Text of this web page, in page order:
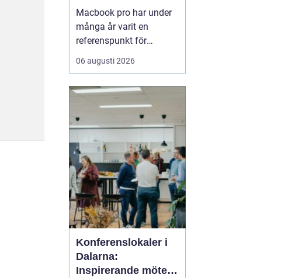
professionella
användare
Macbook pro har under
många år varit en
referenspunkt för
bärbara datorer inom
kreativt och
Modellen kombinerar
hög prestanda,
genomtänkt design och
lång livslängd på ett sätt
som gör den intressant
för både företag och
privatp...
06 augusti 2026
Konferenslokaler i
Dalarna:
Inspirerande möten